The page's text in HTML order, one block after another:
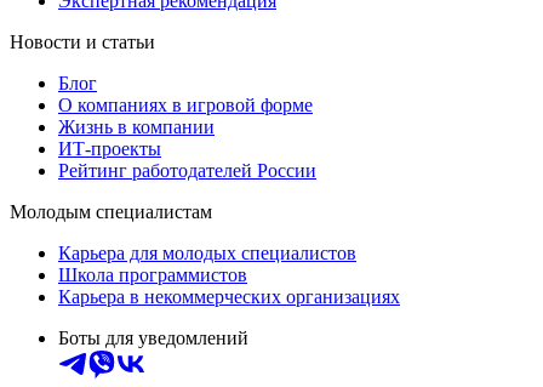
Новости и статьи
Блог
О компаниях в игровой форме
Жизнь в компании
ИТ-проекты
Рейтинг работодателей России
Молодым специалистам
Карьера для молодых специалистов
Школа программистов
Карьера в некоммерческих организациях
Боты для уведомлений